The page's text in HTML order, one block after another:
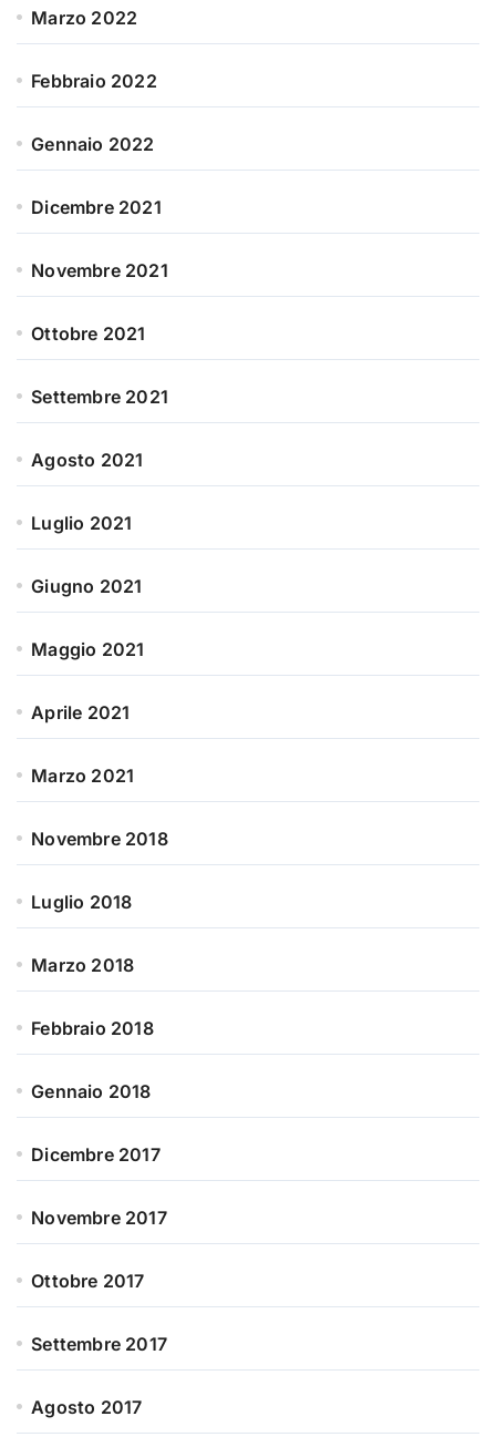
Marzo 2022
Febbraio 2022
Gennaio 2022
Dicembre 2021
Novembre 2021
Ottobre 2021
Settembre 2021
Agosto 2021
Luglio 2021
Giugno 2021
Maggio 2021
Aprile 2021
Marzo 2021
Novembre 2018
Luglio 2018
Marzo 2018
Febbraio 2018
Gennaio 2018
Dicembre 2017
Novembre 2017
Ottobre 2017
Settembre 2017
Agosto 2017